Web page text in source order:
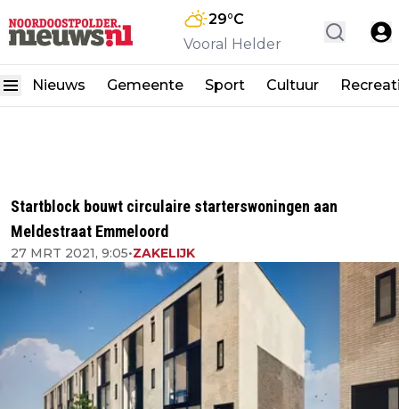
29°C
Vooral Helder
Nieuws Gemeente Sport Cultuur
Startblock bouwt circulaire starterswoningen aan
Meldestraat Emmeloord
27 MRT 2021, 9:05•ZAKELIJK